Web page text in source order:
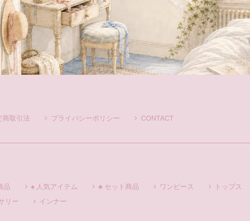
商取引法 プライバシーポリシー CONTACT
品 ♠ 人気アイテム ♣ セット商品 ワンピース トップス
リー インナー